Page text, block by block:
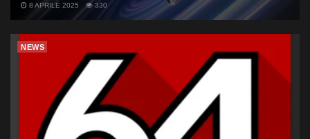
8 APRILE 2025 330
NEWS